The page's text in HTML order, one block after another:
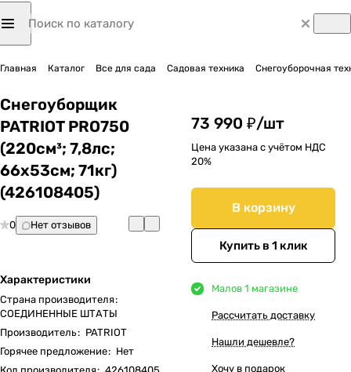
Главная Каталог Все для сада Садовая техника Снегоуборочная
Снегоуборщик
PATRIOT PRO750
(220см³; 7,8лс;
66х53см; 71кг)
(426108405)
0 Нет отзывов
Характеристики
Страна производителя:
СОЕДИНЕННЫЕ ШТАТЫ
Производитель: PATRIOT
Горячее предложение: Нет
73 990 ₽/шт
Цена указана с учётом НДС
20%
В корзину
Купить в 1 клик
Малов 1 магазине
Рассчитать доставку
Нашли дешевле?
Хочу в подарок